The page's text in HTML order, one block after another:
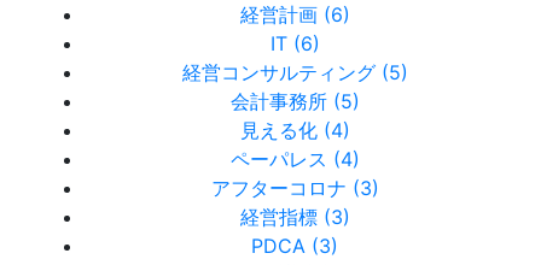
経営計画 (6)
IT (6)
経営コンサルティング (5)
会計事務所 (5)
見える化 (4)
ペーパレス (4)
アフターコロナ (3)
経営指標 (3)
PDCA (3)